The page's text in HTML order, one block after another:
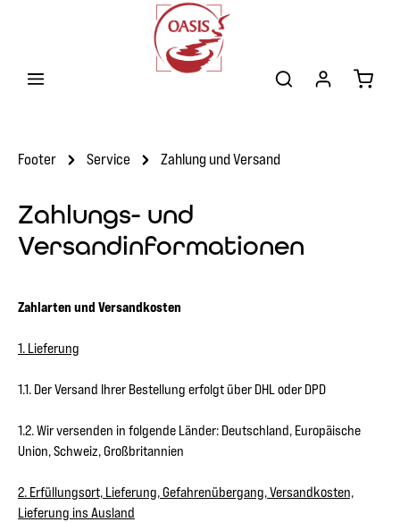
Footer Service Zahlung und Versand
Zahlungs- und
Versandinformationen
Zahlarten und Versandkosten
1. Lieferung
1.1. Der Versand Ihrer Bestellung erfolgt über DHL oder DPD
1.2. Wir versenden in folgende Länder: Deutschland, Europäische
Union, Schweiz, Großbritannien
2. Erfüllungsort, Lieferung, Gefahrenübergang, Versandkosten,
Lieferung ins Ausland